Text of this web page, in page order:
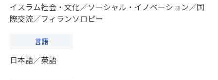
イスラム社会・文化／ソーシャル・イノベーション／国
際交流／フィランソロピー
言語
日本語／英語